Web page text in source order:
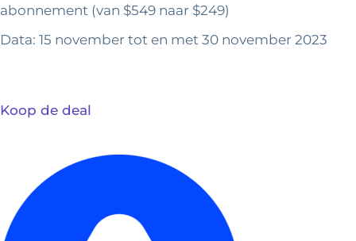
abonnement (van $549 naar $249)
Data: 15 november tot en met 30 november 2023
Koop de deal